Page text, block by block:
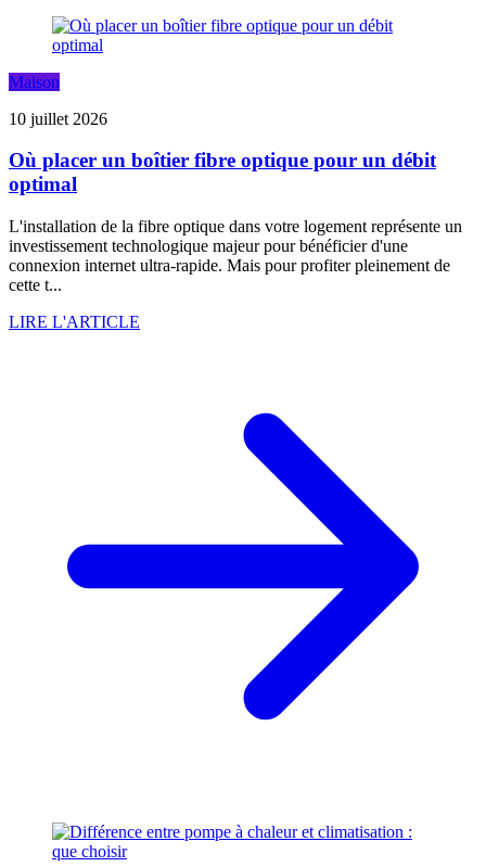
Maison
10 juillet 2026
Où placer un boîtier fibre optique pour un débit
optimal
L'installation de la fibre optique dans votre logement représente un
investissement technologique majeur pour bénéficier d'une
connexion internet ultra-rapide. Mais pour profiter pleinement de
cette t...
LIRE L'ARTICLE